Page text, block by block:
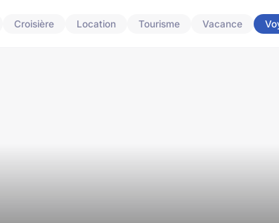
Croisière Location Tourisme Vacance